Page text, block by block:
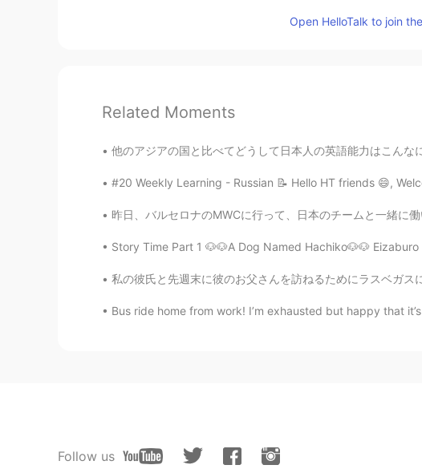
Open HelloTalk to join
Related Moments
他のアジアの国と比べてどうして日本人の英語能力はこんなに低いのか?ってよく思うの。 調べてみたら、2014
#20 Weekly Learning - Russian 📝 Hello HT friends 😄,
昨日、バルセロナのMWCに行って、日本のチームと一緒に働いて、書類の翻訳した。🇯🇵🇯🇵 たくさんの仕事があ
Story Time Part 1 🐶🐶A Dog Named Hachiko🐶🐶
私の彼氏と先週末に彼のお父さんを訪ねるためにラスベガスに行きました
Bus ride home from work! I’m exhausted but happy that
Follow us